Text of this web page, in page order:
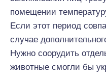
помещении
Если этот период
случае
Нужно соорудить
животные смогли бы